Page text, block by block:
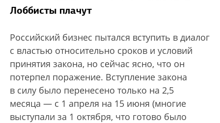
Лоббисты плачут
Российский бизнес пытался вступить в диалог
с властью относительно сроков и условий
принятия закона, но сейчас ясно, что он
потерпел поражение. Вступление закона
в силу было перенесено только на 2,5
месяца — с 1 апреля на 15 июня (многие
выступали за 1 октября, что готово было